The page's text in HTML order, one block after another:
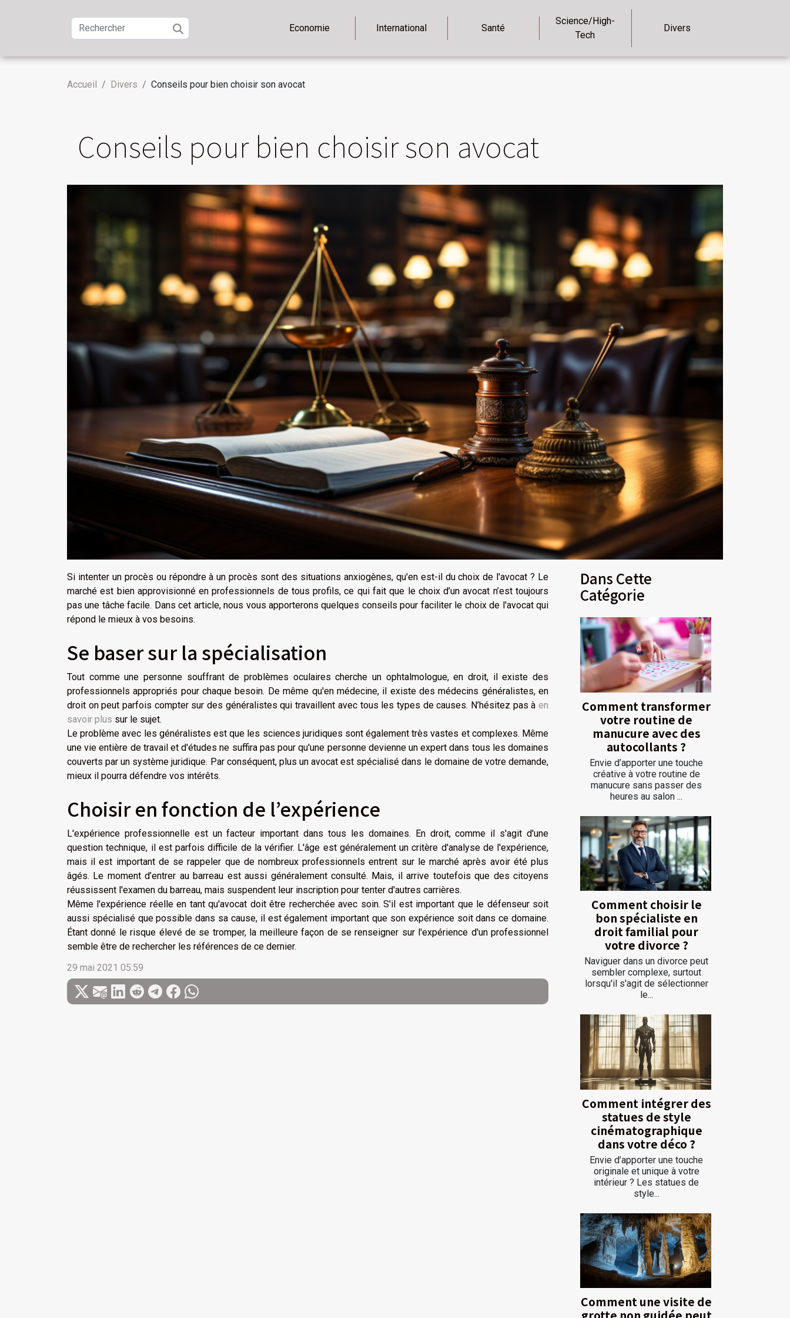
Economie International Santé
Science/High-
Tech
Divers
Accueil Divers Conseils pour bien choisir son avocat
Conseils pour bien choisir son avocat
Si intenter un procès ou répondre à un procès sont des situations anxiogènes, qu'en est-il du choix de l'avocat ? Le
marché est bien approvisionné en professionnels de tous profils, ce qui fait que le choix d’un avocat n’est toujours
pas une tâche facile. Dans cet article, nous vous apporterons quelques conseils pour faciliter le choix de l'avocat qui
répond le mieux à vos besoins.
Se baser sur la spécialisation
Tout comme une personne souffrant de problèmes oculaires cherche un ophtalmologue, en droit, il existe des
professionnels appropriés pour chaque besoin. De même qu'en médecine, il existe des médecins généralistes, en
droit on peut parfois compter sur des généralistes qui travaillent avec tous les types de causes. N’hésitez pas à en
savoir plus sur le sujet.
Le problème avec les généralistes est que les sciences juridiques sont également très vastes et complexes. Même
une vie entière de travail et d'études ne suffira pas pour qu'une personne devienne un expert dans tous les domaines
couverts par un système juridique. Par conséquent, plus un avocat est spécialisé dans le domaine de votre demande,
mieux il pourra défendre vos intérêts.
Choisir en fonction de l’expérience
L'expérience professionnelle est un facteur important dans tous les domaines. En droit, comme il s'agit d'une
question technique, il est parfois difficile de la vérifier. L'âge est généralement un critère d'analyse de l'expérience,
mais il est important de se rappeler que de nombreux professionnels entrent sur le marché après avoir été plus
âgés. Le moment d’entrer au barreau est aussi généralement consulté. Mais, il arrive toutefois que des citoyens
réussissent l'examen du barreau, mais suspendent leur inscription pour tenter d'autres carrières.
Même l'expérience réelle en tant qu'avocat doit être recherchée avec soin. S'il est important que le défenseur soit
aussi spécialisé que possible dans sa cause, il est également important que son expérience soit dans ce domaine.
Étant donné le risque élevé de se tromper, la meilleure façon de se renseigner sur l'expérience d'un professionnel
semble être de rechercher les références de ce dernier.
29 mai 2021 05:59
Dans Cette
Catégorie
Comment transformer
votre routine de
manucure avec des
autocollants ?
Envie d’apporter une touche
créative à votre routine de
manucure sans passer des
heures au salon ...
Comment choisir le
bon spécialiste en
droit familial pour
votre divorce ?
Naviguer dans un divorce peut
sembler complexe, surtout
lorsqu'il s'agit de sélectionner
le...
Comment intégrer des
statues de style
cinématographique
dans votre déco ?
Envie d’apporter une touche
originale et unique à votre
intérieur ? Les statues de
style...
Comment une visite de